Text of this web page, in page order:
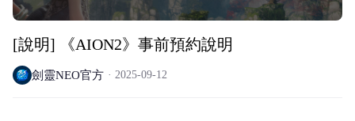
[說明] 《AION2》事前預約說明
劍靈NEO官方 2025-09-12